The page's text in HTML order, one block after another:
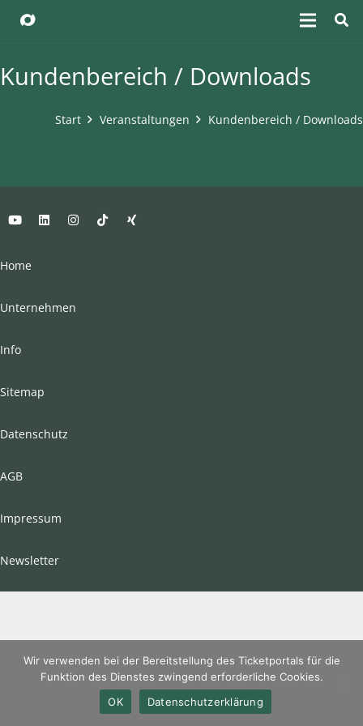
Kundenbereich / Downloads
Start Veranstaltungen Kundenbereich / Downloads
Home
Unternehmen
Info
Sitemap
Datenschutz
AGB
Impressum
Newsletter
Wir verwenden bei der Bereitstellung des Ticketportals für die
Funktion des Dienstes zwingend erforderliche Cookies.
OK
Datenschutzerklärung